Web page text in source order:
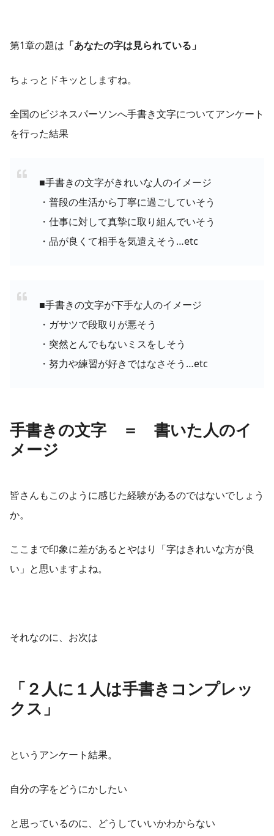
第1章の題は 「あなたの字は見られている」
ちょっとドキッとしますね。
全国のビジネスパーソンへ手書き文字についてアンケート
を行った結果
■手書きの文字がきれいな人のイメージ
・普段の生活から丁寧に過ごしていそう
・仕事に対して真摯に取り組んでいそう
・品が良くて相手を気遣えそう…etc
■手書きの文字が下手な人のイメージ
・ガサツで段取りが悪そう
・突然とんでもないミスをしそう
・努力や練習が好きではなさそう…etc
手書きの文字 ＝ 書いた人のイ
メージ
皆さんもこのように感じた経験があるのではないでしょう
か。
ここまで印象に差があるとやはり「字はきれいな方が良
い」と思いますよね。
それなのに、お次は
「２人に１人は手書きコンプレッ
クス」
というアンケート結果。
自分の字をどうにかしたい
と思っているのに、どうしていいかわからない